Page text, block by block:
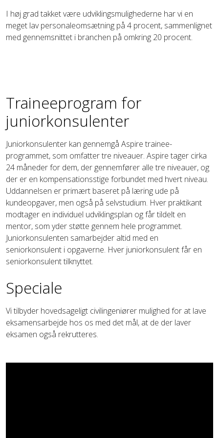
I høj grad takket være udviklingsmulighederne har vi en
meget lav personaleomsætning på 4 procent, sammenlignet
med gennemsnittet i branchen på omkring 20 procent.
Traineeprogram for
juniorkonsulenter
Juniorkonsulenter kan gennemgå Aspire trainee-
programmet, som omfatter tre niveauer. Aspire tager cirka
24 måneder for dem, der gennemfører alle tre niveauer, og
der er en kompensationsstige forbundet med hvert niveau.
Uddannelsen er primært baseret på læring ude på
kundeopgaver, men også på selvstudium. Hver praktikant
modtager en individuel udviklingsplan og får tildelt en
mentor, som yder støtte gennem hele programmet.
Juniorkonsulenten samarbejder altid med en
seniorkonsulent i opgaverne. Hver juniorkonsulent får en
seniorkonsulent tilknyttet.
Speciale
Vi tilbyder hovedsageligt civilingeniører mulighed for at lave
eksamensarbejde hos os med det mål, at de der laver
eksamen også rekrutteres.